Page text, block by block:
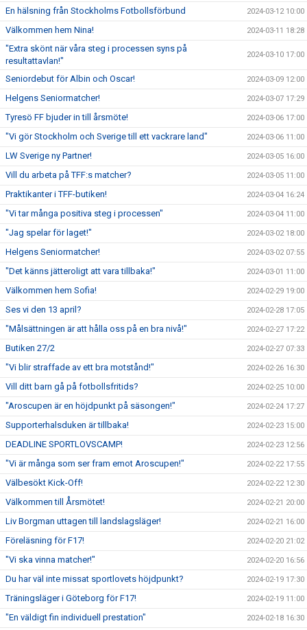
En hälsning från Stockholms Fotbollsförbund 2024-03-12 10:00
Välkommen hem Nina! 2024-03-11 18:28
"Extra skönt när våra steg i processen syns på
resultattavlan!"
2024-03-10 17:00
Seniordebut för Albin och Oscar! 2024-03-09 12:00
Helgens Seniormatcher! 2024-03-07 17:29
Tyresö FF bjuder in till årsmöte! 2024-03-06 17:00
"Vi gör Stockholm och Sverige till ett vackrare land" 2024-03-06 11:00
LW Sverige ny Partner! 2024-03-05 16:00
Vill du arbeta på TFF:s matcher? 2024-03-05 11:00
Praktikanter i TFF-butiken! 2024-03-04 16:24
"Vi tar många positiva steg i processen" 2024-03-04 11:00
"Jag spelar för laget!" 2024-03-02 18:00
Helgens Seniormatcher! 2024-03-02 07:55
"Det känns jätteroligt att vara tillbaka!" 2024-03-01 11:00
Välkommen hem Sofia! 2024-02-29 19:00
Ses vi den 13 april? 2024-02-28 17:05
"Målsättningen är att hålla oss på en bra nivå!" 2024-02-27 17:22
Butiken 27/2 2024-02-27 07:33
"Vi blir straffade av ett bra motstånd!" 2024-02-26 16:30
Vill ditt barn gå på fotbollsfritids? 2024-02-25 10:00
"Aroscupen är en höjdpunkt på säsongen!" 2024-02-24 17:27
Supporterhalsduken är tillbaka! 2024-02-23 15:00
DEADLINE SPORTLOVSCAMP! 2024-02-23 12:56
"Vi är många som ser fram emot Aroscupen!" 2024-02-22 17:55
Välbesökt Kick-Off! 2024-02-22 12:30
Välkommen till Årsmötet! 2024-02-21 20:00
Liv Borgman uttagen till landslagsläger! 2024-02-21 16:00
Föreläsning för F17! 2024-02-20 21:02
"Vi ska vinna matcher!" 2024-02-20 16:56
Du har väl inte missat sportlovets höjdpunkt? 2024-02-19 17:30
Träningsläger i Göteborg för F17! 2024-02-19 11:00
"En väldigt fin individuell prestation" 2024-02-18 16:30